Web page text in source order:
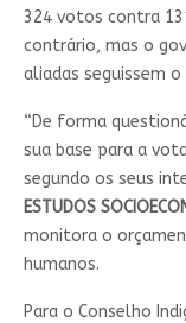
324 votos contra
contrário, mas o
aliadas seguissem
“De forma
sua base para a
segundo os seus
ESTUDOS
monitora o
humanos.
Para o Conselho